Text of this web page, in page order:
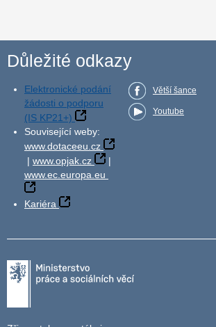
Důležité odkazy
Elektronické podání
žádosti o podporu
(IS KP21+)
Související weby:
www.dotaceeu.cz
| www.opjak.cz
|
www.ec.europa.eu
Kariéra
Větší šance
Youtube